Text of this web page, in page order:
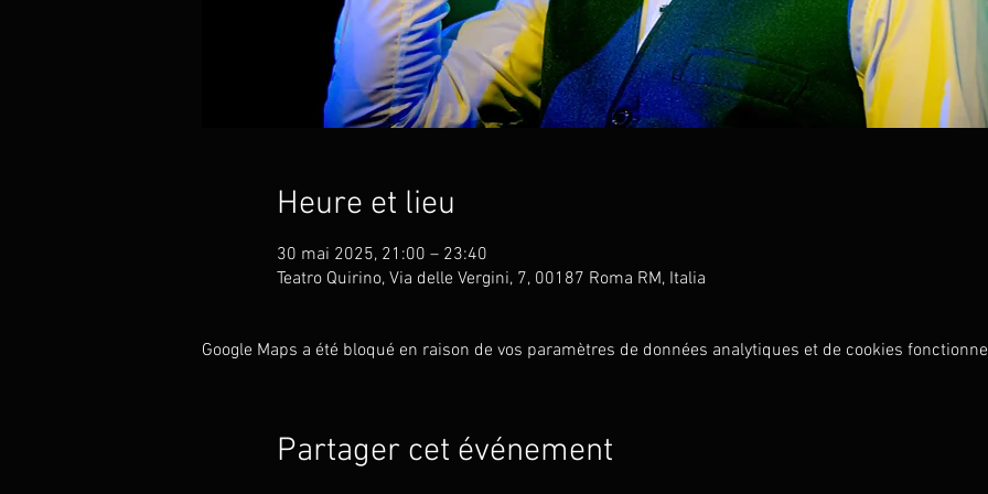
Heure et lieu
30 mai 2025, 21:00 – 23:40
Teatro Quirino, Via delle Vergini, 7, 00187 Roma RM, Italia
Google Maps a été bloqué en raison de vos paramètres de données analytiques et de cookies
Partager cet événement